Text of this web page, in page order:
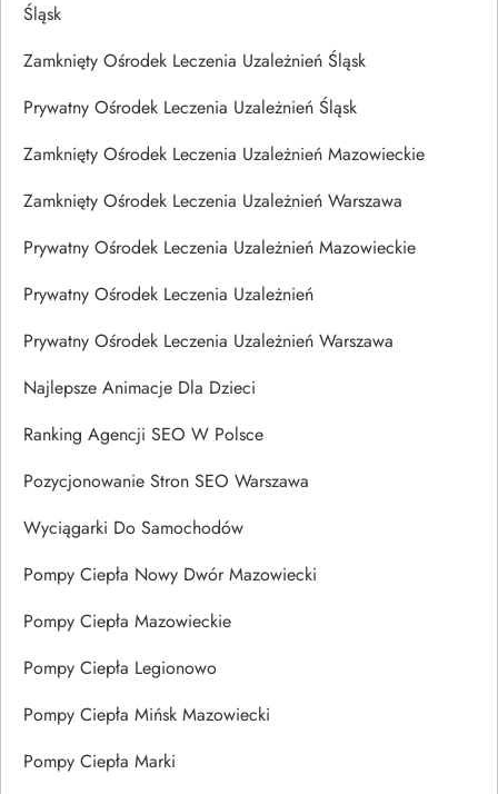
Śląsk
Zamknięty Ośrodek Leczenia Uzależnień Śląsk
Prywatny Ośrodek Leczenia Uzależnień Śląsk
Zamknięty Ośrodek Leczenia Uzależnień Mazowieckie
Zamknięty Ośrodek Leczenia Uzależnień Warszawa
Prywatny Ośrodek Leczenia Uzależnień Mazowieckie
Prywatny Ośrodek Leczenia Uzależnień
Prywatny Ośrodek Leczenia Uzależnień Warszawa
Najlepsze Animacje Dla Dzieci
Ranking Agencji SEO W Polsce
Pozycjonowanie Stron SEO Warszawa
Wyciągarki Do Samochodów
Pompy Ciepła Nowy Dwór Mazowiecki
Pompy Ciepła Mazowieckie
Pompy Ciepła Legionowo
Pompy Ciepła Mińsk Mazowiecki
Pompy Ciepła Marki